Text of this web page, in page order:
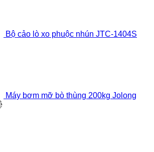
Bộ cảo lò xo phuộc nhún JTC-1404S
Máy bơm mỡ bò thùng 200kg Jolong